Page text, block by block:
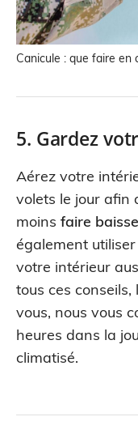
Canicule : que faire en
5. Gardez
Aérez votre
volets le jour afin
moins faire
également
votre intérieur
tous ces
vous, nous vous
heures dans la
climatisé.